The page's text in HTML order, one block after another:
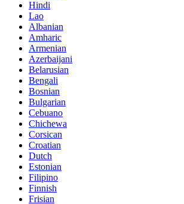
Hindi
Lao
Albanian
Amharic
Armenian
Azerbaijani
Belarusian
Bengali
Bosnian
Bulgarian
Cebuano
Chichewa
Corsican
Croatian
Dutch
Estonian
Filipino
Finnish
Frisian